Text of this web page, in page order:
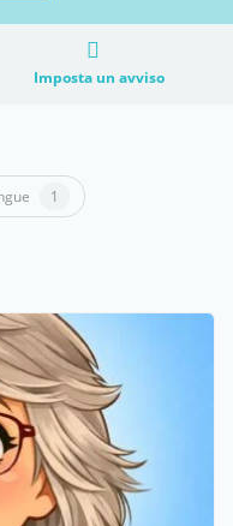
Imposta un avviso
1